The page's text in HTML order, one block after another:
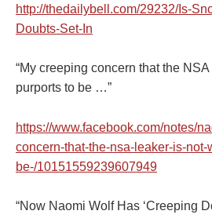
http://thedailybell.com/29232/Is-
Doubts-Set-In
“My creeping concern that the
purports to be …”
https://www.facebook.com/notes/
concern-that-the-nsa-leaker-is-not-
be-/10151559239607949
“Now Naomi Wolf Has ‘Creeping